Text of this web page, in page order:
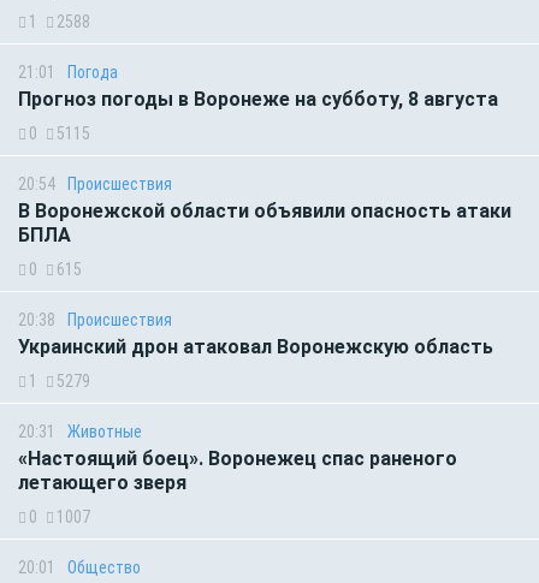
1 2588
21:01 Погода
Прогноз погоды в Воронеже на субботу, 8 августа
0 5115
20:54 Происшествия
В Воронежской области объявили опасность атаки
БПЛА
0 615
20:38 Происшествия
Украинский дрон атаковал Воронежскую область
1 5279
20:31 Животные
«Настоящий боец». Воронежец спас раненого
летающего зверя
0 1007
20:01 Общество